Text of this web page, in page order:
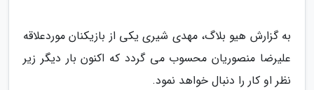
به گزارش هیو بلاگ، مهدی شیری یکی از بازیکنان موردعلاقه
علیرضا منصوریان محسوب می گردد که اکنون بار دیگر زیر
نظر او کار را دنبال خواهد نمود.